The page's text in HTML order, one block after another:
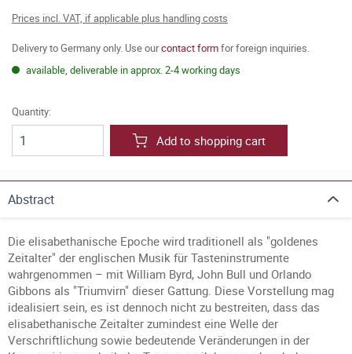
Prices incl. VAT, if applicable plus handling costs
Delivery to Germany only. Use ourcontact formfor foreign inquiries.
available, deliverable in approx. 2-4 working days
Quantity:
Add to shopping cart
Abstract
Die elisabethanische Epoche wird traditionell als "goldenes
Zeitalter" der englischen Musik für Tasteninstrumente
wahrgenommen – mit William Byrd, John Bull und Orlando
Gibbons als "Triumvirn" dieser Gattung. Diese Vorstellung mag
idealisiert sein, es ist dennoch nicht zu bestreiten, dass das
elisabethanische Zeitalter zumindest eine Welle der
Verschriftlichung sowie bedeutende Veränderungen in der